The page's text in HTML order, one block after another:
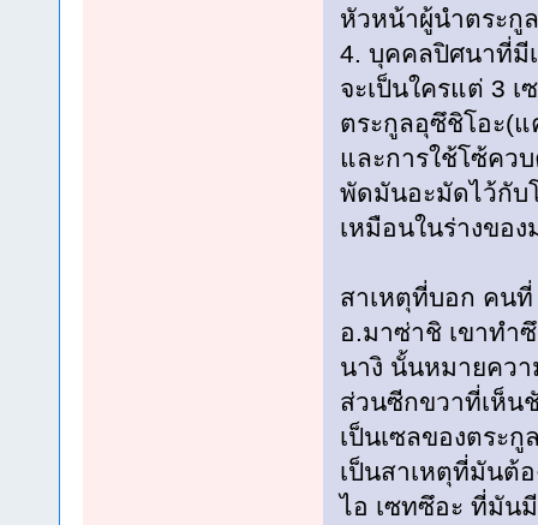
หัวหน้าผู้นำตระกู
4. บุคคลปิศนาที่มี
จะเป็นใครแต่ 3
ตระกูลอุซึชิโอะ(
และการใช้โซ้คว
พัดมันอะมัดไว้กับ
เหมือนในร่างของ
สาเหตุที่บอก คนที่
อ.มาซ่าชิ เขาทำ
นางิ นั้นหมายคว
ส่วนซีกขวาที่เห็น
เป็นเซลของตระ
เป็นสาเหตุที่มันต้
ไอ เซทซึอะ ที่มัน